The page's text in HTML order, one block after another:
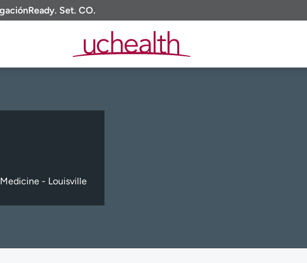
Ready. Set. CO.
- Louisville